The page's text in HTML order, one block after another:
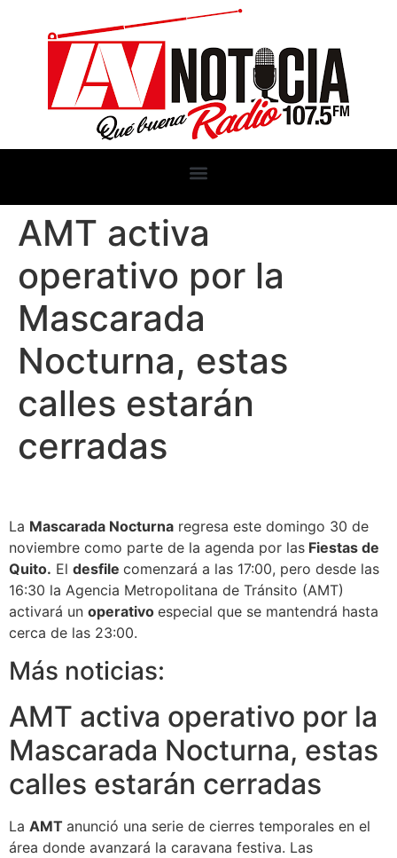
AMT activa
operativo por la
Mascarada
Nocturna, estas
calles estarán
cerradas
La Mascarada Nocturna regresa este domingo 30 de
noviembre como parte de la agenda por las Fiestas de
Quito. El desfile comenzará a las 17:00, pero desde las
16:30 la Agencia Metropolitana de Tránsito (AMT)
activará un operativo especial que se mantendrá hasta
cerca de las 23:00.
Más noticias:
AMT activa operativo por la
Mascarada Nocturna, estas
calles estarán cerradas
La AMT anunció una serie de cierres temporales en el
área donde avanzará la caravana festiva. Las